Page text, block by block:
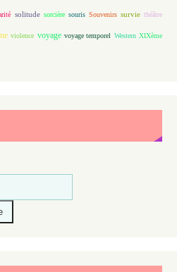
solitude sorcière souris Souvenirs survie théâtre
violence voyage voyage temporel Western XIXème